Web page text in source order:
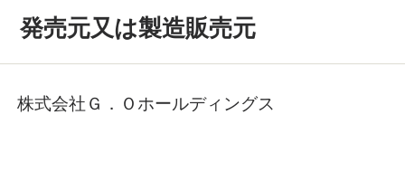
発売元又は製造販売元
株式会社Ｇ．Ｏホールディングス